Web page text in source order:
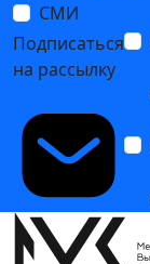
СМИ
Подписаться
на рассылку